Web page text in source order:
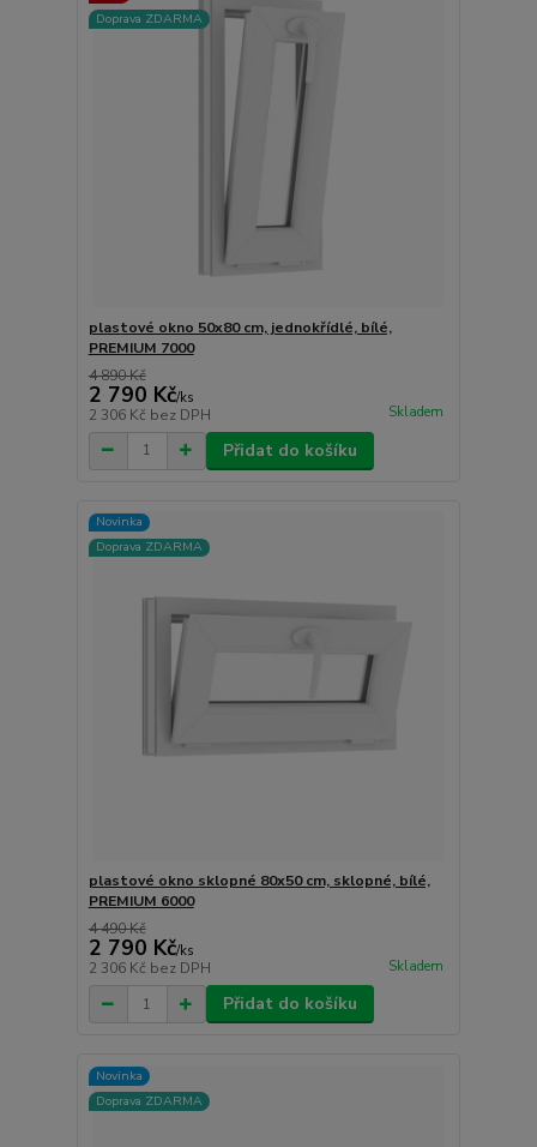
Doprava ZDARMA
plastové okno 50x80 cm, jednokřídlé, bílé,
PREMIUM 7000
4 890 Kč
2 790 Kč/ks
2 306 Kč bez DPH Skladem
Přidat do košíku
Novinka
Doprava ZDARMA
plastové okno sklopné 80x50 cm, sklopné, bílé,
PREMIUM 6000
4 490 Kč
2 790 Kč/ks
2 306 Kč bez DPH Skladem
Přidat do košíku
Novinka
Doprava ZDARMA